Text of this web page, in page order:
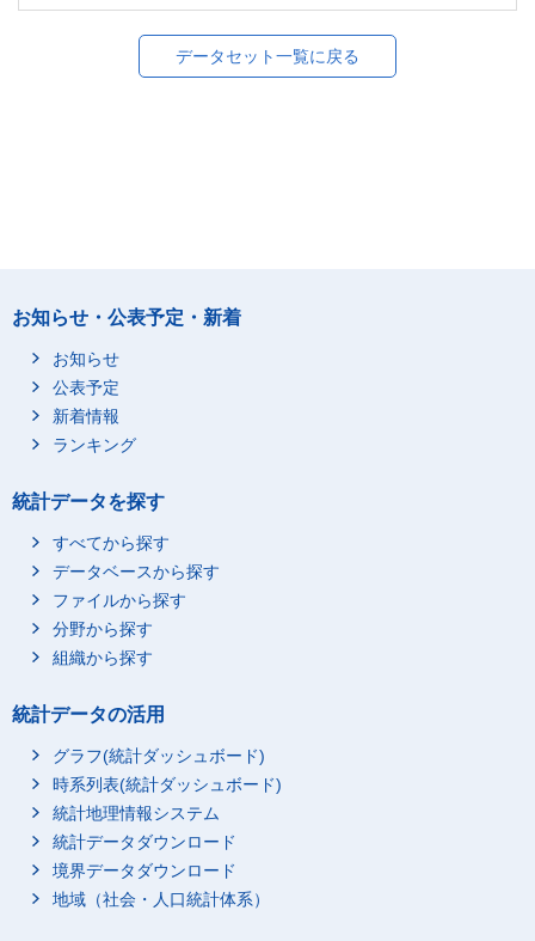
データセット一覧に戻る
お知らせ・公表予定・新着
お知らせ
公表予定
新着情報
ランキング
統計データを探す
すべてから探す
データベースから探す
ファイルから探す
分野から探す
組織から探す
統計データの活用
グラフ(統計ダッシュボード)
時系列表(統計ダッシュボード)
統計地理情報システム
統計データダウンロード
境界データダウンロード
地域（社会・人口統計体系）